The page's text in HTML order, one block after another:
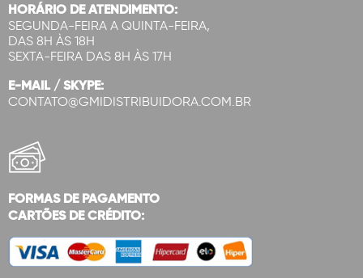
HORÁRIO DE ATENDIMENTO:
SEGUNDA-FEIRA A QUINTA-FEIRA,
DAS 8H ÀS 18H
SEXTA-FEIRA DAS 8H ÀS 17H
E-MAIL / SKYPE:
CONTATO@GMIDISTRIBUIDORA.COM.BR
FORMAS DE PAGAMENTO
CARTÕES DE CRÉDITO: